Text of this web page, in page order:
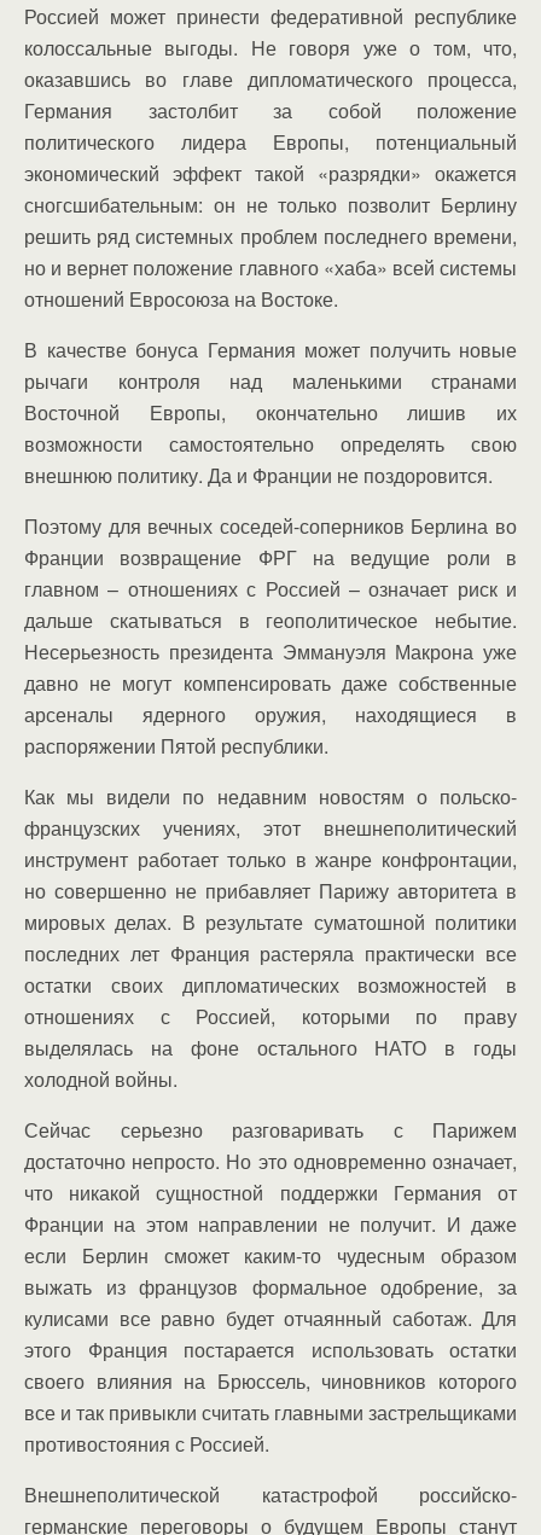
Россией может принести федеративной республике
колоссальные выгоды. Не говоря уже о том, что,
оказавшись во главе дипломатического процесса,
Германия застолбит за собой положение
политического лидера Европы, потенциальный
экономический эффект такой «разрядки» окажется
сногсшибательным: он не только позволит Берлину
решить ряд системных проблем последнего времени,
но и вернет положение главного «хаба» всей системы
отношений Евросоюза на Востоке.
В качестве бонуса Германия может получить новые
рычаги контроля над маленькими странами
Восточной Европы, окончательно лишив их
возможности самостоятельно определять свою
внешнюю политику. Да и Франции не поздоровится.
Поэтому для вечных соседей-соперников Берлина во
Франции возвращение ФРГ на ведущие роли в
главном – отношениях с Россией – означает риск и
дальше скатываться в геополитическое небытие.
Несерьезность президента Эммануэля Макрона уже
давно не могут компенсировать даже собственные
арсеналы ядерного оружия, находящиеся в
распоряжении Пятой республики.
Как мы видели по недавним новостям о польско-
французских учениях, этот внешнеполитический
инструмент работает только в жанре конфронтации,
но совершенно не прибавляет Парижу авторитета в
мировых делах. В результате суматошной политики
последних лет Франция растеряла практически все
остатки своих дипломатических возможностей в
отношениях с Россией, которыми по праву
выделялась на фоне остального НАТО в годы
холодной войны.
Сейчас серьезно разговаривать с Парижем
достаточно непросто. Но это одновременно означает,
что никакой сущностной поддержки Германия от
Франции на этом направлении не получит. И даже
если Берлин сможет каким-то чудесным образом
выжать из французов формальное одобрение, за
кулисами все равно будет отчаянный саботаж. Для
этого Франция постарается использовать остатки
своего влияния на Брюссель, чиновников которого
все и так привыкли считать главными застрельщиками
противостояния с Россией.
Внешнеполитической катастрофой российско-
германские переговоры о будущем Европы станут